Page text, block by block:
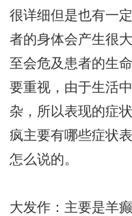
很详细但是也有一
者的身体会产生很
至会危及患者的生
要重视，由于生活
杂，所以表现的症
疯主要有哪些症状
怎么说的。
大发作：主要是羊